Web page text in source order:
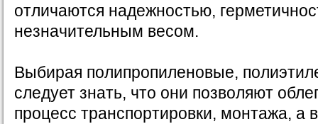
отличаются надежностью,
незначительным весом.
Выбирая полипропиленовые,
следует знать, что они позволяют
процесс транспортировки, монтажа, а